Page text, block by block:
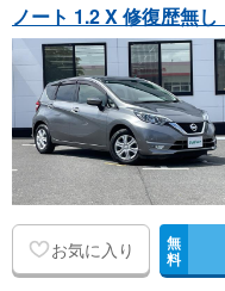
ノート 1.2 X 修復歴無し
お気に入り 無
料